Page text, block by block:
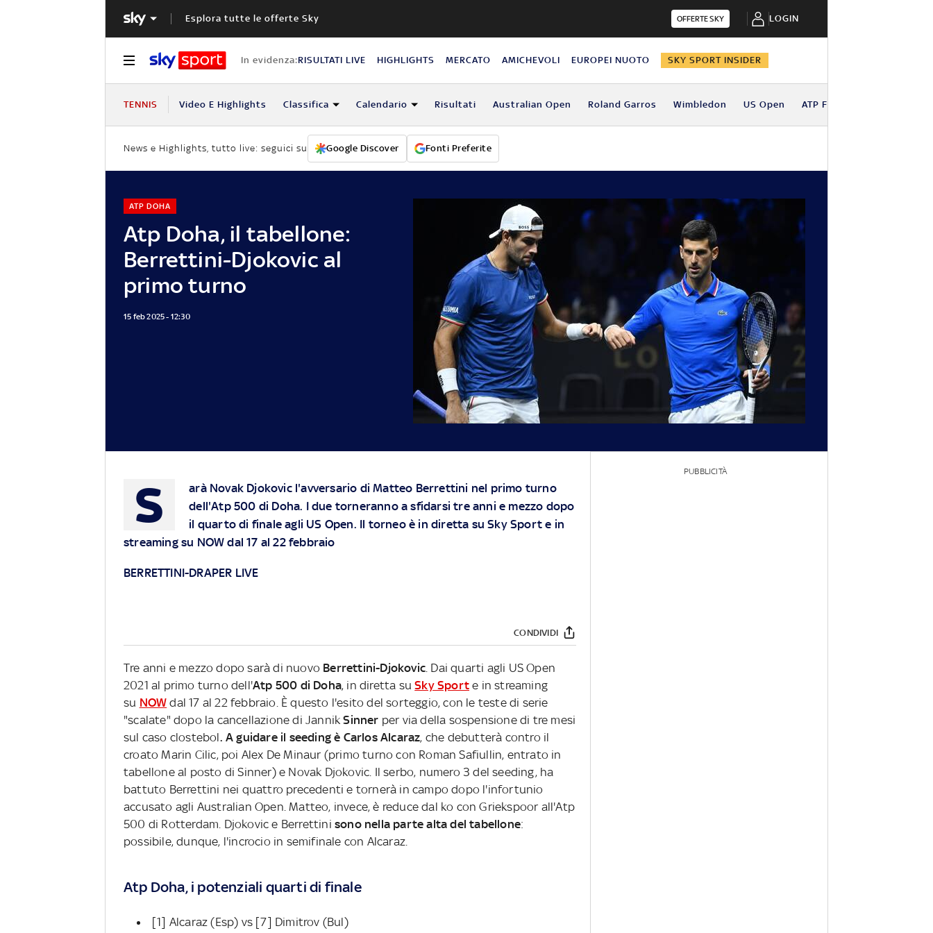
Esplora tutte le offerte Sky OFFERTE SKY LOGIN
In evidenza:RISULTATI LIVE HIGHLIGHTS MERCATO AMICHEVOLI EUROPEI NUOTO SKY SPORT INSIDER
TENNIS Video E Highlights Classifica Calendario Risultati Australian Open Roland Garros Wimbledon US Open ATP Finals
News e Highlights, tutto live: seguici su Google Discover Fonti Preferite
Atp Doha, il tabellone:
Berrettini-Djokovic al
primo turno
ATP DOHA
15 feb 2025 - 12:30
S
arà Novak Djokovic l'avversario di Matteo Berrettini nel primo turno
dell'Atp 500 di Doha. I due torneranno a sfidarsi tre anni e mezzo dopo
il quarto di finale agli US Open. Il torneo è in diretta suSky Sport e in
streaming su NOW dal 17 al 22 febbraio
BERRETTINI-DRAPER LIVE
CONDIVIDI
Tre anni e mezzo dopo sarà di nuovo Berrettini-Djokovic. Dai quarti agli US Open
2021 al primo turno dell'Atp 500 di Doha, in diretta suSky Sport e in streaming
su NOW dal 17 al 22 febbraio. È questo l'esito del sorteggio, con le teste di serie
"scalate" dopo la cancellazione di JannikSinner per via della sospensione di tre mesi
sul caso clostebol. A guidare il seeding è Carlos Alcaraz, che debutterà contro il
croato Marin Cilic, poi Alex De Minaur (primo turno con Roman Safiullin, entrato in
tabellone al posto di Sinner) e Novak Djokovic. Il serbo, numero 3 del seeding, ha
battuto Berrettini nei quattro precedenti e tornerà in campo dopo l'infortunio
accusato agli Australian Open. Matteo, invece, è reduce dal ko con Griekspoor all'Atp
500 di Rotterdam. Djokovic e Berrettini sono nella parte alta del tabellone:
possibile, dunque, l'incrocio in semifinale con Alcaraz.
Atp Doha, i potenziali quarti di finale
[1] Alcaraz (Esp) vs [7] Dimitrov (Bul)
PUBBLICITÀ